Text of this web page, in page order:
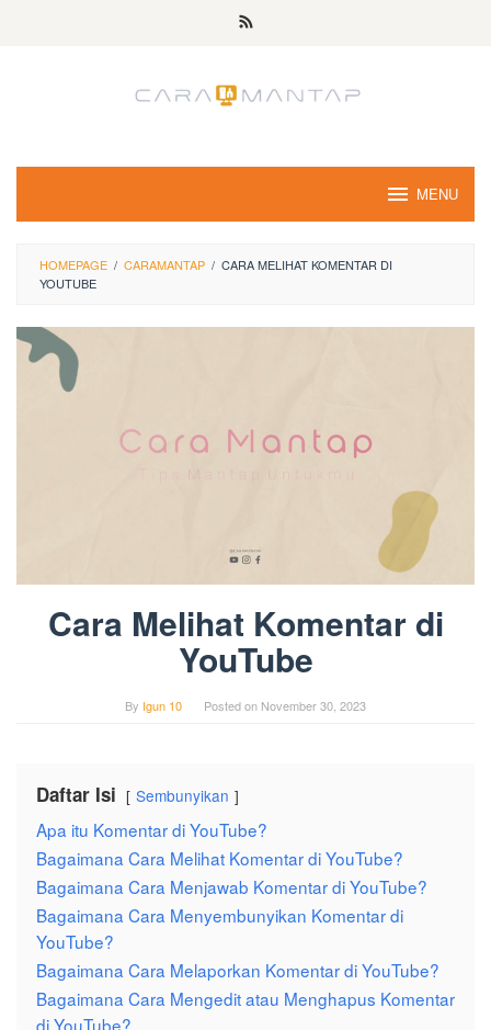
MENU
HOMEPAGE / CARAMANTAP / CARA MELIHAT KOMENTAR DI
YOUTUBE
Cara Melihat Komentar di
YouTube
By Igun 10 Posted on November 30, 2023
Daftar Isi Sembunyikan
Apa itu Komentar di YouTube?
Bagaimana Cara Melihat Komentar di YouTube?
Bagaimana Cara Menjawab Komentar di YouTube?
Bagaimana Cara Menyembunyikan Komentar di
YouTube?
Bagaimana Cara Melaporkan Komentar di YouTube?
Bagaimana Cara Mengedit atau Menghapus Komentar
di YouTube?